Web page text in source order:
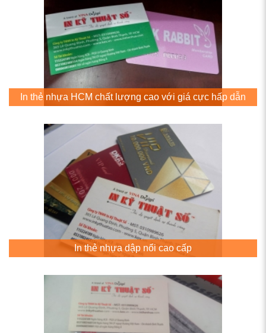
In thẻ nhựa HCM chất lượng cao với giá cực hấp dẫn
In thẻ nhựa dập nổi cao cấp